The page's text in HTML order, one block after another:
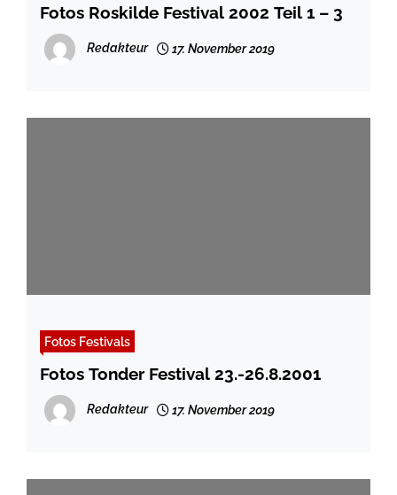
Fotos Roskilde Festival 2002 Teil 1 – 3
Redakteur 17. November 2019
Fotos Festivals
Fotos Tonder Festival 23.-26.8.2001
Redakteur 17. November 2019